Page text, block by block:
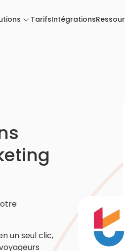
TarifsIntégrations
un seul clic,